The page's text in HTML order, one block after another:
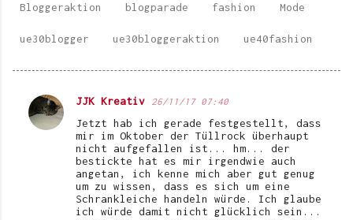
Bloggeraktion blogparade fashion Mode
ue30blogger ue30bloggeraktion ue40fashion
K
JJK Kreativ 26/11/17 07:40
Jetzt hab ich gerade festgestellt, dass
mir im Oktober der Tüllrock überhaupt
nicht aufgefallen ist... hm... der
bestickte hat es mir irgendwie auch
angetan, ich kenne mich aber gut genug
um zu wissen, dass es sich um eine
Schrankleiche handeln würde. Ich glaube
ich würde damit nicht glücklich sein...